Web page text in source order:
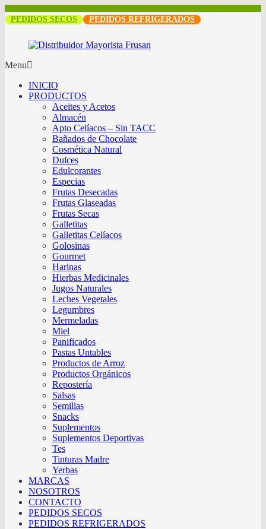
PEDIDOS SECOS PEDIDOS REFRIGERADOS
Menu
INICIO
PRODUCTOS
Aceites y Acetos
Almacén
Apto Celíacos – Sin TACC
Bañados de Chocolate
Cosmética Natural
Dulces
Edulcorantes
Especias
Frutas Desecadas
Frutas Glaseadas
Frutas Secas
Galletitas
Galletitas Celíacos
Golosinas
Gourmet
Harinas
Hierbas Medicinales
Jugos Naturales
Leches Vegetales
Legumbres
Mermeladas
Miel
Panificados
Pastas Untables
Productos de Arroz
Productos Orgánicos
Repostería
Salsas
Semillas
Snacks
Suplementos
Suplementos Deportivas
Tes
Tinturas Madre
Yerbas
MARCAS
NOSOTROS
CONTACTO
PEDIDOS SECOS
PEDIDOS REFRIGERADOS